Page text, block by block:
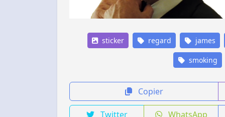
sticker regard james
smoking
Copier
Twitter WhatsApp